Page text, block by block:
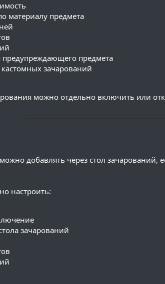
материалу предмета
предупреждающего предмета
зачарований
можно отдельно включить или
добавлять через стол зачарований,
настроить:
зачарований